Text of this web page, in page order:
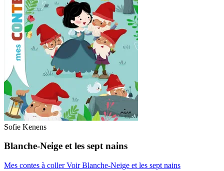
Sofie Kenens
Blanche-Neige et les sept nains
Mes contes à collerVoir Blanche-Neige et les sept nains